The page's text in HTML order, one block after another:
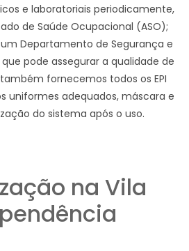
e laboratoriais periodicamente,
de Saúde Ocupacional (ASO);
Departamento de Segurança e
pode assegurar a qualidade de
fornecemos todos os EPI
uniformes adequados, máscara e
do sistema após o uso.
na Vila